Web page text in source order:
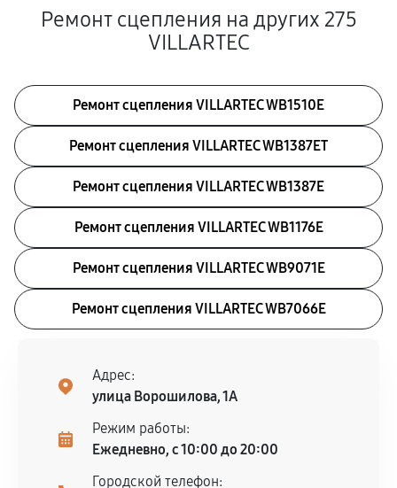
Ремонт сцепления на других 275
VILLARTEC
Ремонт сцепления VILLARTEC WB1510E
Ремонт сцепления VILLARTEC WB1387ET
Ремонт сцепления VILLARTEC WB1387E
Ремонт сцепления VILLARTEC WB1176E
Ремонт сцепления VILLARTEC WB9071E
Ремонт сцепления VILLARTEC WB7066E
Адрес:
улица Ворошилова, 1А
Режим работы:
Ежедневно, с 10:00 до 20:00
Городской телефон: